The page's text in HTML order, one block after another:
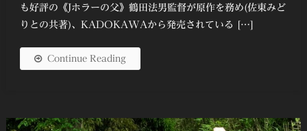
も好評の《Jホラーの父》鶴田法男監督が原作を務め(佐東みど
りとの共著)、KADOKAWAから発売されている […]
Continue Reading